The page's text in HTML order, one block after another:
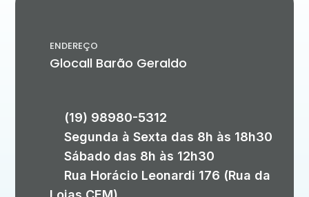
ENDEREÇO
Glocall Barão Geraldo
(19) 98980-5312
Segunda à Sexta das 8h às 18h30
Sábado das 8h às 12h30
Rua Horácio Leonardi 176 (Rua da